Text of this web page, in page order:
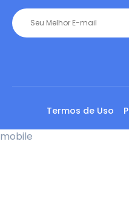
Termos de Uso